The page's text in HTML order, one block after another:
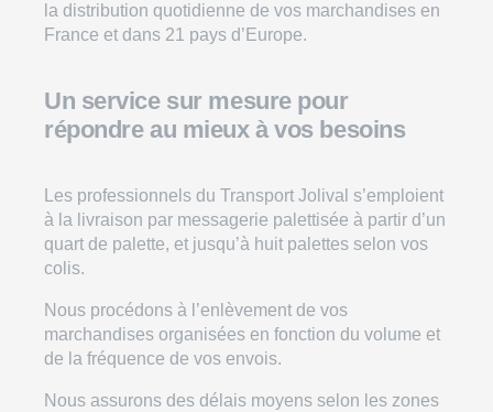
la distribution quotidienne de vos marchandises en
France et dans 21 pays d’Europe.
Un service sur mesure pour
répondre au mieux à vos besoins
Les professionnels du Transport Jolival s’emploient
à la livraison par messagerie palettisée à partir d’un
quart de palette, et jusqu’à huit palettes selon vos
colis.
Nous procédons à l’enlèvement de vos
marchandises organisées en fonction du volume et
de la fréquence de vos envois.
Nous assurons des délais moyens selon les zones